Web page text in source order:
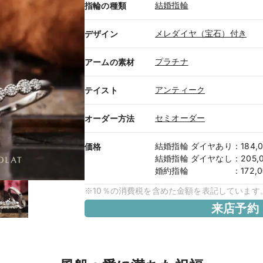
指輪の種類 結婚指輪
デザイン メレダイヤ（宝石）付き
アームの素材 プラチナ
テイスト アンティーク
オーダー方法 セミオーダー
価格 結婚指輪 ダイヤあり ：
結婚指輪 ダイヤなし ：
婚約指輪
：
※10％の消費税を含めた金額を表記しています。
来店予約